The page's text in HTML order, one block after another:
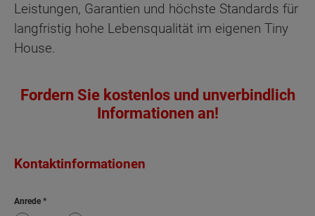
Leistungen, Garantien und höchste Standards für
langfristig hohe Lebensqualität im eigenen Tiny
House.
Fordern Sie kostenlos und unverbindlich
Informationen an!
Kontaktinformationen
Anrede